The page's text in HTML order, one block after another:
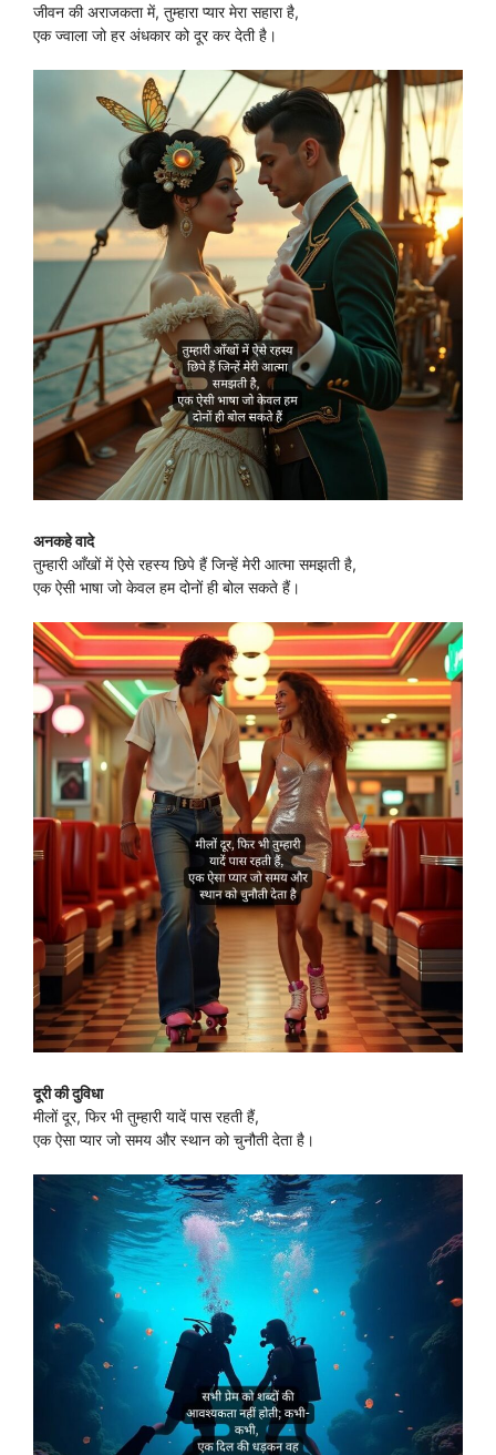
जीवन की अराजकता में, तुम्हारा प्यार मेरा सहारा है,
एक ज्वाला जो हर अंधकार को दूर कर देती है।
अनकहे वादे
तुम्हारी आँखों में ऐसे रहस्य छिपे हैं जिन्हें मेरी आत्मा समझती है,
एक ऐसी भाषा जो केवल हम दोनों ही बोल सकते हैं।
दूरी की दुविधा
मीलों दूर, फिर भी तुम्हारी यादें पास रहती हैं,
एक ऐसा प्यार जो समय और स्थान को चुनौती देता है।